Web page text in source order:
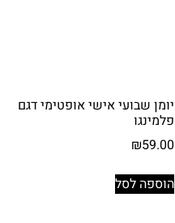
יומן שבועי אישי אופטימי דגם
פלמינגו
₪59.00
הוספה לסל